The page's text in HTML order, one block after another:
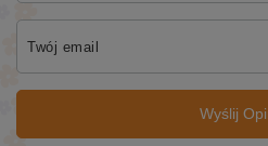
Twój email
Wyślij